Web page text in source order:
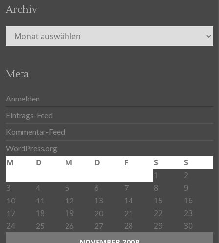
Archiv
Archiv
Meta
Anmelden
Eintrags-Feed
Kommentar-Feed
WordPress.org
M D M D F S
S
1
2
3
4 5 6 7 8 9
10 11 12 13 14 15 16
17 18 19 20 21 22
23
24
25 26 27 28 29 30